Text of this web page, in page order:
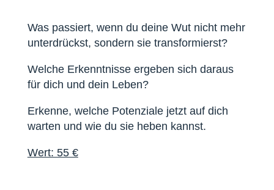
Was passiert, wenn du deine Wut nicht mehr
unterdrückst, sondern sie transformierst?
Welche Erkenntnisse ergeben sich daraus
für dich und dein Leben?
Erkenne, welche Potenziale jetzt auf dich
warten und wie du sie heben kannst.
Wert: 55 €